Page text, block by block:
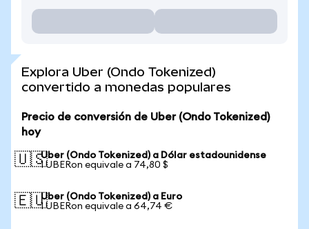
Explora Uber (Ondo Tokenized)
convertido a monedas populares
Precio de conversión de Uber (Ondo Tokenized)
hoy
🇺🇸Uber (Ondo Tokenized) a Dólar estadounidense
1 UBERon equivale a 74,80 $
🇪🇺Uber (Ondo Tokenized) a Euro
1 UBERon equivale a 64,74 €